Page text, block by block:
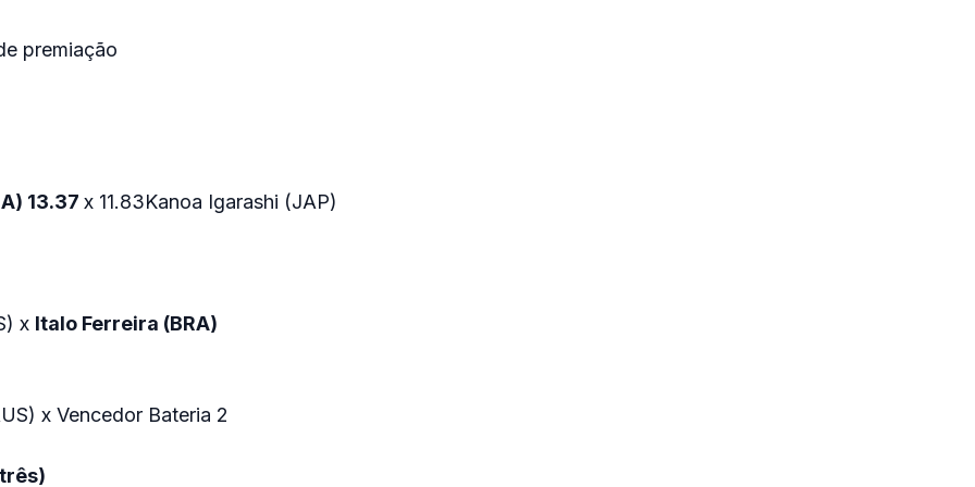
premiação
13.37 x 11.83Kanoa Igarashi (JAP)
x Italo Ferreira (BRA)
x Vencedor Bateria 2